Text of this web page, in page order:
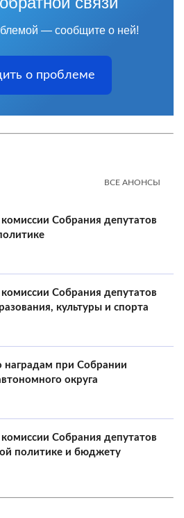
— сообщите о ней!
о проблеме
ВСЕ АНОНСЫ
Собрания депутатов
Собрания депутатов
культуры и спорта
наградам при Собрании
округа
Собрания депутатов
политике и бюджету